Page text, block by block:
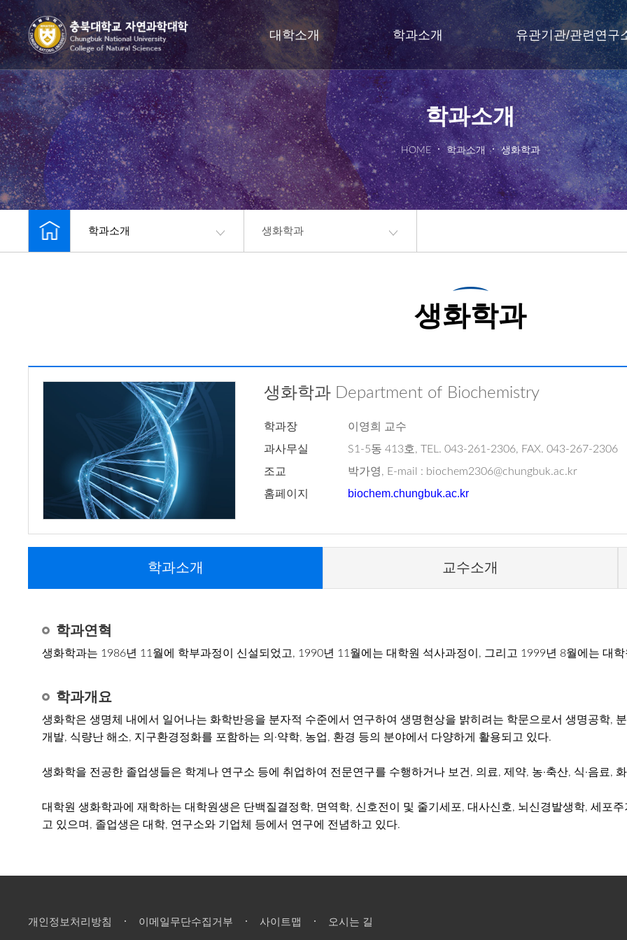
대학소개 학과소개 유관기관/관련연구
학과소개
HOME 학과소개 생화학과
학과소개 생화학과
생화학과
생화학과 Department of Biochemistry
학과장
이영희 교수
과사무실
S1-5동 413호, TEL. 043-261-2306, FAX. 043-267-2306
조교
박가영, E-mail : biochem2306@chungbuk.ac.kr
홈페이지
biochem.chungbuk.ac.kr
학과소개 교수소개
학과연혁
생화학과는 1986년 11월에 학부과정이 신설되었고, 1990년 11월에는 대학원 석사과정이, 그리고 1999년 8월에는 대
학과개요
생화학은 생명체 내에서 일어나는 화학반응을 분자적 수준에서 연구하여 생명현상을 밝히려는 학문으로서 생명공학,
개발, 식량난 해소, 지구환경정화를 포함하는 의·약학, 농업, 환경 등의 분야에서 다양하게 활용되고 있다.
생화학을 전공한 졸업생들은 학계나 연구소 등에 취업하여 전문연구를 수행하거나 보건, 의료, 제약, 농·축산, 식·음료,
대학원 생화학과에 재학하는 대학원생은 단백질결정학, 면역학, 신호전이 및 줄기세포, 대사신호, 뇌신경발생학, 세포
고 있으며, 졸업생은 대학, 연구소와 기업체 등에서 연구에 전념하고 있다.
개인정보처리방침 이메일무단수집거부 사이트맵 오시는 길